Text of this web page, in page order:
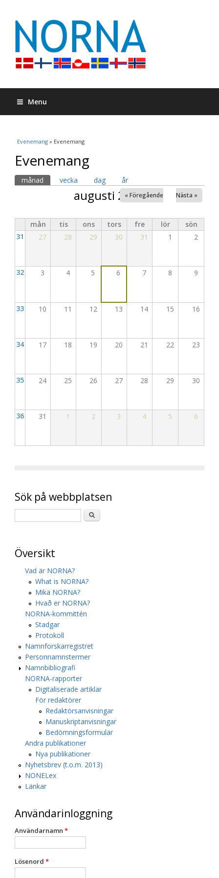
Menu
Du är här
Evenemang » Evenemang
Evenemang
Primära flikar
månad (aktiv flik)
vecka dag år
augusti 2026« Föregående Nästa »
mån tis ons tors fre lör
sön
31
27 28 29 30 31 1 2
32 3 4 5 6 7 8 9
33 10 11 12 13 14 15 16
34 17 18 19 20 21 22 23
35 24 25 26 27 28 29 30
36 31 1 2 3 4 5 6
Sök på webbplatsen
Översikt
Vad är NORNA?
What is NORNA?
Mikä NORNA?
Hvað er NORNA?
NORNA-kommittén
Stadgar
Protokoll
Namnforskarregistret
Personnamnstermer
Namnbibliografi
NORNA-rapporter
Digitaliserade artiklar
För redaktörer
Redaktörsanvisningar
Manuskriptanvisningar
Bedömningsformulär
Andra publikationer
Nya publikationer
Nyhetsbrev (t.o.m. 2013)
NONELex
Länkar
Användarinloggning
Användarnamn *
Lösenord *